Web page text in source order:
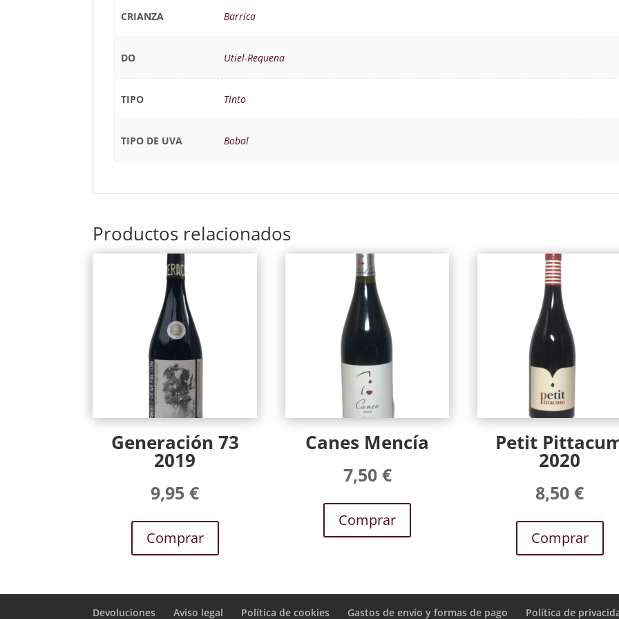
CRIANZA Barrica
DO Utiel-Requena
TIPO Tinto
TIPO DE UVA Bobal
Productos relacionados
Generación 73
2019
9,95€
Comprar
Canes Mencía
7,50 €
Comprar
Petit
2020
8,50€
Comprar
Devoluciones Aviso legal Política de cookies Gastos de envío y formas de pago Política de